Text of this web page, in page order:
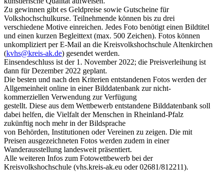
Zu gewinnen gibt es Geldpreise sowie Gutscheine für
Volkshochschulkurse. Teilnehmende können bis zu drei
verschiedene Motive einreichen. Jedes Foto benötigt einen Bildtitel
und einen kurzen Begleittext (max. 500 Zeichen). Fotos können
unkompliziert per E-Mail an die Kreisvolkshochschule Altenkirchen
(kvhs@kreis-ak.de) gesendet werden.
Einsendeschluss ist der 1. November 2022; die Preisverleihung ist
dann für Dezember 2022 geplant.
Die besten und nach den Kriterien entstandenen Fotos werden der
Allgemeinheit online in einer Bilddatenbank zur nicht-
kommerziellen Verwendung zur Verfügung
gestellt. Diese aus dem Wettbewerb entstandene Bilddatenbank soll
dabei helfen, die Vielfalt der Menschen in Rheinland-Pfalz
zukünftig noch mehr in der Bildsprache
von Behörden, Institutionen oder Vereinen zu zeigen. Die mit
Preisen ausgezeichneten Fotos werden zudem in einer
Wanderausstellung landesweit präsentiert.
Alle weiteren Infos zum Fotowettbewerb bei der
Kreisvolkshochschule (vhs.kreis-ak.eu oder 02681/812211).